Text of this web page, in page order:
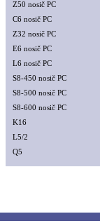
Z50 nosič PC
C6 nosič PC
Z32 nosič PC
E6 nosič PC
L6 nosič PC
S8-450 nosič PC
S8-500 nosič PC
S8-600 nosič PC
K16
L5/2
Q5